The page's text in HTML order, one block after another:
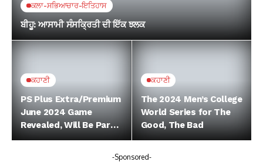
ਕਲਾ-ਸਭਿਆਚਾਰ-ਇਤਿਹਾਸ
ਬੀਹੂ: ਆਸਾਮੀ ਸੰਸਕ੍ਰਿਤੀ ਦੀ ਇੱਕ ਝਲਕ
ਕਹਾਣੀ
PS Plus Extra/Premium
June 2024 Game
Revealed, Will Be Part
of Regular Lineup
ਕਹਾਣੀ
The 2024 Men’s College
World Series for The
Good, The Bad
-Sponsored-